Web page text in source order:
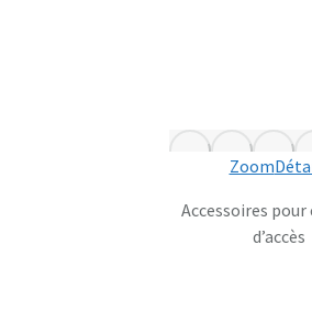
Zoom
Accessoires
d’accès